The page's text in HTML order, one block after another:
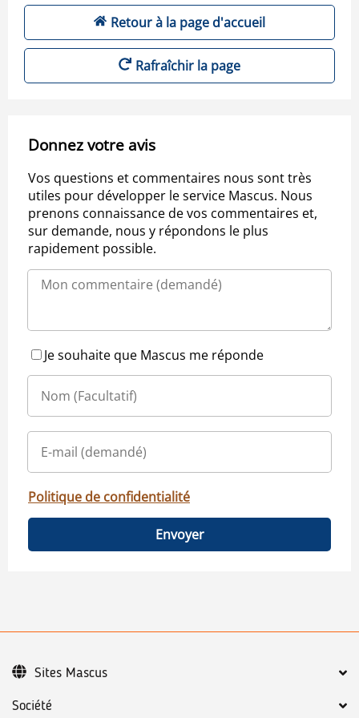
Retour à la page d'accueil
Rafraîchir la page
Donnez votre avis
Vos questions et commentaires nous sont très
utiles pour développer le service Mascus. Nous
prenons connaissance de vos commentaires et,
sur demande, nous y répondons le plus
rapidement possible.
Je souhaite que Mascus me réponde
Politique de confidentialité
Envoyer
Société
Sites Mascus